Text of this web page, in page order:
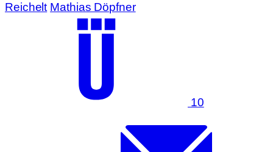
Reichelt Mathias Döpfner
10